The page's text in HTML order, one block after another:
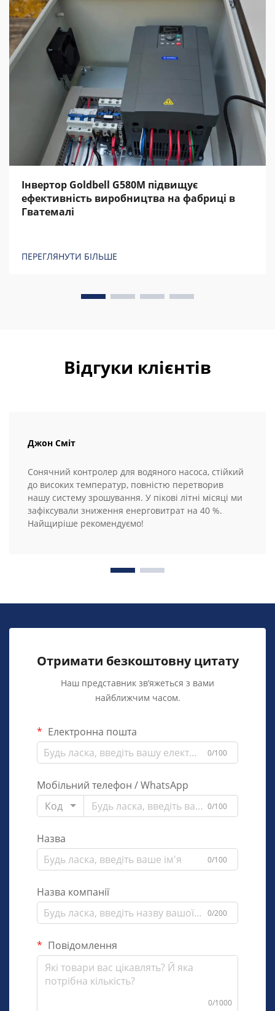
Інвертор Goldbell G580M підвищує
ефективність виробництва на фабриці в
Гватемалі
ПЕРЕГЛЯНУТИ БІЛЬШЕ
Відгуки клієнтів
Джон Сміт
Сонячний контролер для водяного насоса, стійкий
до високих температур, повністю перетворив
нашу систему зрошування. У пікові літні місяці ми
зафіксували зниження енерговитрат на 40 %.
Найщиріше рекомендуємо!
Отримати безкоштовну цитату
Наш представник зв’яжеться з вами
найближчим часом.
Електронна пошта
0/100
Мобільний телефон / WhatsApp
Код
0/100
Назва
0/100
Назва компанії
0/200
Повідомлення
0/1000